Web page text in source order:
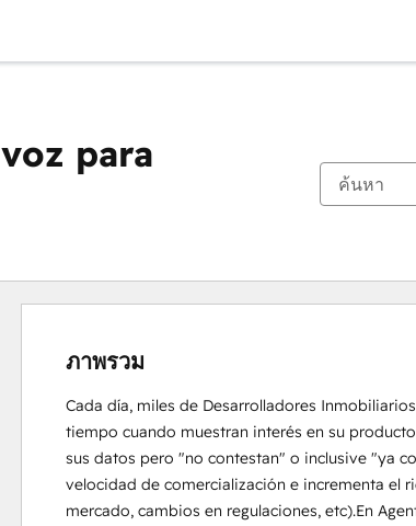
para
ภาพรวม
Cada día, miles de Desarrolladores
tiempo cuando muestran interés en su
sus datos pero "no contestan" o inclusive "ya
velocidad de comercialización e incrementa el
mercado, cambios en regulaciones, etc).En